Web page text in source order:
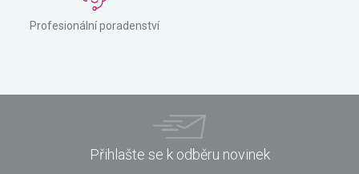
Profesionální poradenství
Přihlašte se k odběru novinek